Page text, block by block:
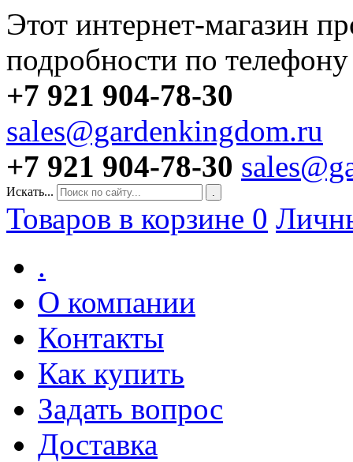
Этот интернет-магазин
подробности по телефону
+7 921 904-78-30
sales@gardenkingdom.ru
+7 921 904-78-30
Искать... .
Товаров в корзине 0
.
О компании
Контакты
Как купить
Задать вопрос
Доставка